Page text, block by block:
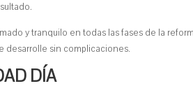
y tranquilo en todas las fases de la
desarrolle sin complicaciones.
DÍA